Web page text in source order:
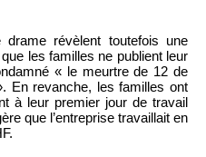
drame révèlent toutefois une
les familles ne publient leur
« le meurtre de 12 de
En revanche, les familles ont
à leur premier jour de travail
que l’entreprise travaillait en